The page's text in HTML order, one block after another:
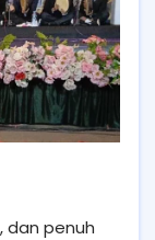
dan penuh